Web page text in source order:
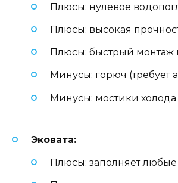
Плюсы: нулевое
Плюсы: высокая
Плюсы: быстрый монтаж
Минусы: горюч (требует
Минусы: мостики холода
Эковата:
Плюсы: заполняет